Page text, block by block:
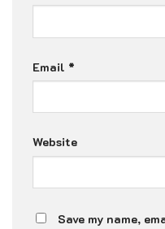
Email *
Website
Save my name,